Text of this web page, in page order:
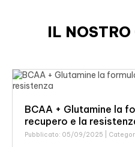
IL
BCAA + Glutamine la
recupero e la
Pubblicato: 05/09/2025 |